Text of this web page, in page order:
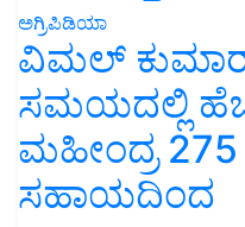
ಅಗ್ರಿಪಿಡಿಯಾ
ವಿಮಲ್
ಸಮಯದಲ್ಲಿ
ಮಹೀಂದ್ರ 275
ಸಹಾಯದಿಂದ